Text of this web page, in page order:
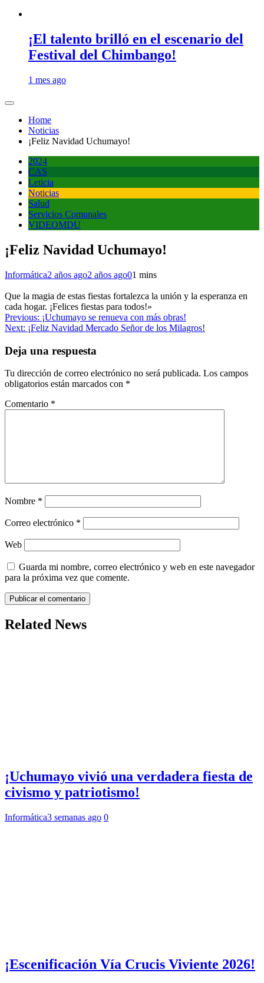
¡El talento brilló en el escenario del
Festival del Chimbango!
1 mes ago
Home
Noticias
¡Feliz Navidad Uchumayo!
2024
CAS
Leticia
Noticias
Salud
Servicios Comunales
VIDEOMDU
¡Feliz Navidad Uchumayo!
Informática2 años ago2 años ago01 mins
Que la magia de estas fiestas fortalezca la unión y la esperanza en
cada hogar. ¡Felices fiestas para todos!»
Navegación
de
entradas
Previous: ¡Uchumayo se renueva con más obras!
Next: ¡Feliz Navidad Mercado Señor de los Milagros!
Deja una respuesta
Tu dirección de correo electrónico no será publicada. Los campos
obligatorios están marcados con *
Comentario *
Nombre *
Correo electrónico *
Web
Guarda mi nombre, correo electrónico y web en este navegador
para la próxima vez que comente.
Related News
¡Uchumayo vivió una verdadera fiesta de
civismo y patriotismo!
Informática3 semanas ago 0
¡Escenificación Vía Crucis Viviente 2026!